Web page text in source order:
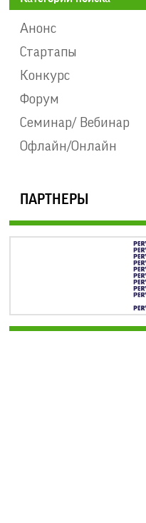
Анонс
Стартапы
Конкурс
Форум
Семинар/ Вебинар
Офлайн/Онлайн
ПАРТНЕРЫ